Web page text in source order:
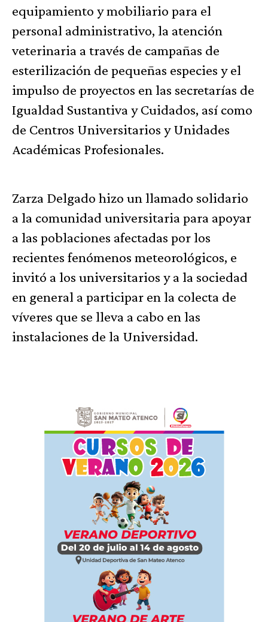
equipamiento y mobiliario para el
personal administrativo, la atención
veterinaria a través de campañas de
esterilización de pequeñas especies y el
impulso de proyectos en las secretarías de
Igualdad Sustantiva y Cuidados, así como
de Centros Universitarios y Unidades
Académicas Profesionales.
Zarza Delgado hizo un llamado solidario
a la comunidad universitaria para apoyar
a las poblaciones afectadas por los
recientes fenómenos meteorológicos, e
invitó a los universitarios y a la sociedad
en general a participar en la colecta de
víveres que se lleva a cabo en las
instalaciones de la Universidad.